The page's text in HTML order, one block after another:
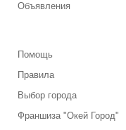
Объявления
Помощь
Правила
Выбор города
Франшиза "Окей Город"